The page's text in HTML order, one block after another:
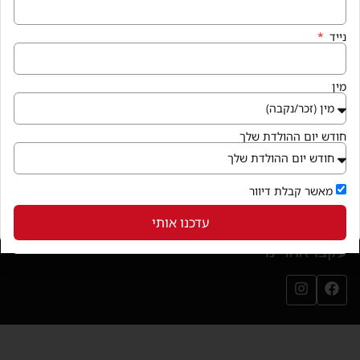
איך מגיעים
חנייה במקום ללא עלות
בואו לבקר
(נפתח בחלון חדש)
שירותי הקניון
עקבו אחרינו
עמוד הפייסבוק שלנו (נפתח בחלון חדש)
עמוד האינסטגרם שלנו (נפתח בחלון חדש)
נייד
מין
חודש יום ההולדת שלך
מאשר קבלת דיוור
עדכנו אותי